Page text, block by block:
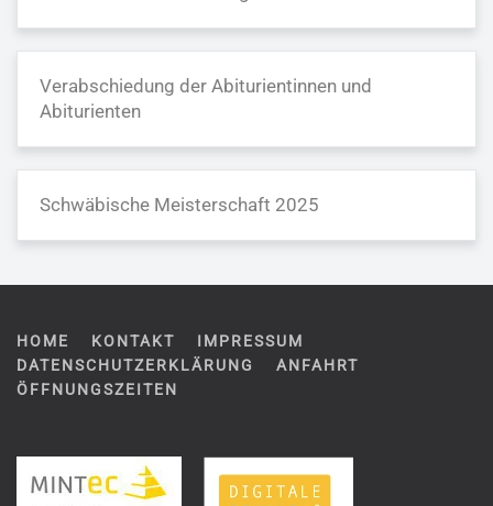
Verabschiedung der Abiturientinnen und
Abiturienten
Schwäbische Meisterschaft 2025
HOME KONTAKT
IMPRESSUM
DATENSCHUTZERKLÄRUNG
ANFAHRT
ÖFFNUNGSZEITEN